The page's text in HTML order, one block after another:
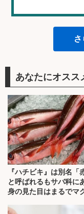
あなたにオスス
『ハチビキ』は別名「
と呼ばれるもサバ科に
身の見た目はまるでマ